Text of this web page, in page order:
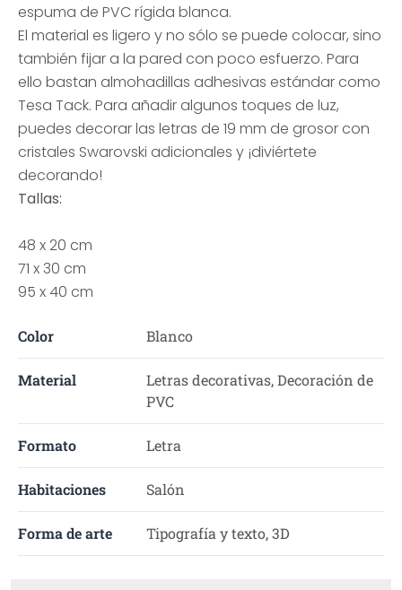
espuma de PVC rígida blanca.
El material es ligero y no sólo se puede colocar, sino
también fijar a la pared con poco esfuerzo. Para
ello bastan almohadillas adhesivas estándar como
Tesa Tack. Para añadir algunos toques de luz,
puedes decorar las letras de 19 mm de grosor con
cristales Swarovski adicionales y ¡diviértete
decorando!
Tallas:
48 x 20 cm
71 x 30 cm
95 x 40 cm
Color Blanco
Material
Letras decorativas, Decoración de
PVC
Formato Letra
Habitaciones Salón
Forma de arte Tipografía y texto, 3D